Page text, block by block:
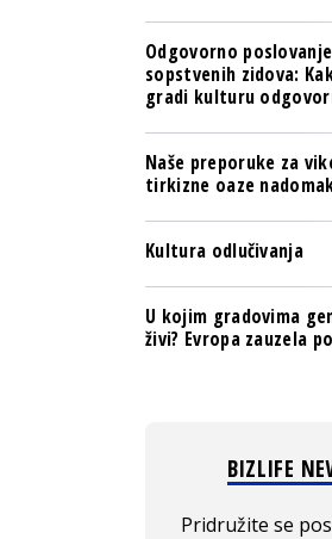
Odgovorno
sopstvenih zidova:
gradi kulturu
Naše preporuke za
tirkizne oaze
Kultura odlučivanja
U kojim gradovima
živi? Evropa zauzela
BIZLIFE
Pridružite se